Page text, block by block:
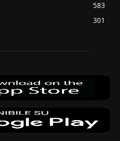
583
301